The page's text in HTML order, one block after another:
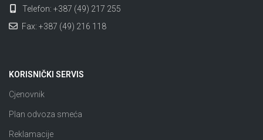
Telefon: +387 (49) 217 255
Fax: +387 (49) 216 118
KORISNIČKI SERVIS
Cjenovnik
Plan odvoza smeća
Reklamacije